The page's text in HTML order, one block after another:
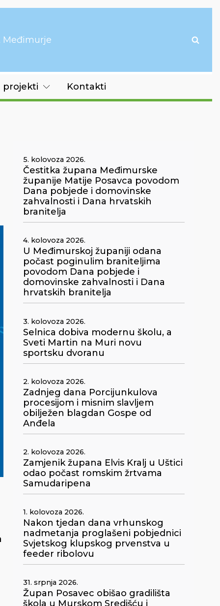
Međimurje
projekti Kontakti
5. kolovoza 2026.
Čestitka župana Međimurske
županije Matije Posavca povodom
Dana pobjede i domovinske
zahvalnosti i Dana hrvatskih
branitelja
4. kolovoza 2026.
U Međimurskoj županiji odana
počast poginulim braniteljima
povodom Dana pobjede i
domovinske zahvalnosti i Dana
hrvatskih branitelja
3. kolovoza 2026.
Selnica dobiva modernu školu, a
Sveti Martin na Muri novu
sportsku dvoranu
2. kolovoza 2026.
Zadnjeg dana Porcijunkulova
procesijom i misnim slavljem
obilježen blagdan Gospe od
Anđela
2. kolovoza 2026.
Zamjenik župana Elvis Kralj u Uštici
odao počast romskim žrtvama
Samudaripena
1. kolovoza 2026.
Nakon tjedan dana vrhunskog
nadmetanja proglašeni pobjednici
Svjetskog klupskog prvenstva u
feeder ribolovu
31. srpnja 2026.
Župan Posavec obišao gradilišta
škola u Murskom Središću i